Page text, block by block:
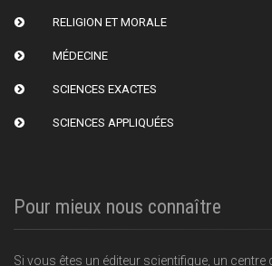
RELIGION ET MORALE
MÉDECINE
SCIENCES EXACTES
SCIENCES APPLIQUÉES
Pour mieux nous connaître
Si vous êtes un éditeur scientifique, un centre